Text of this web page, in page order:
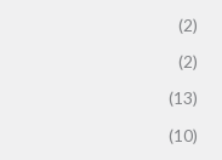
(2)
(2)
(13)
(10)